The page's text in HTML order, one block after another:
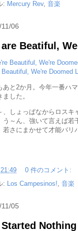
: Mercury Rev, 音楽
06
are Beatiful,
Beautiful, We're Doomed
あと2か月。今年一番ハ
ました。
、しょっぱなからロス
う～ん、強いて言えば
若さにまかせて才能バリ
21:49
0 件のコメント:
: Los Campesinos!, 音楽
05
Started